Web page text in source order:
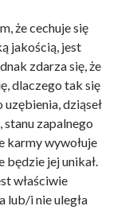
że cechuje się
jakością, jest
zdarza się, że
dlaczego tak się
dziąseł
stanu zapalnego
karmy wywołuje
będzie jej unikał.
właściwie
lub/i nie uległa